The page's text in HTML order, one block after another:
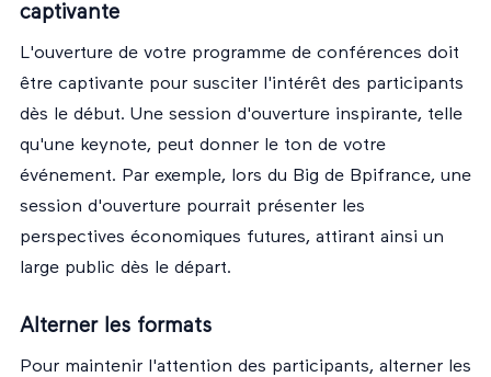
captivante
L'ouverture de votre programme de conférences doit
être captivante pour susciter l'intérêt des participants
dès le début. Une session d'ouverture inspirante, telle
qu'une keynote, peut donner le ton de votre
événement. Par exemple, lors du Big de Bpifrance, une
session d'ouverture pourrait présenter les
perspectives économiques futures, attirant ainsi un
large public dès le départ.
Alterner les formats
Pour maintenir l'attention des participants, alterner les